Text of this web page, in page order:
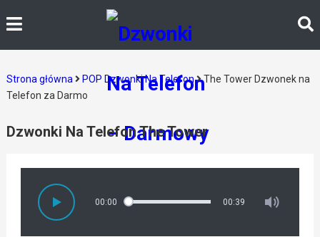
Strona główna POP Dzwonki Na Telefon
The Tower Dzwonek na
Telefon za Darmo
Dzwonki Na Telefon The Tower
00:00 00:39